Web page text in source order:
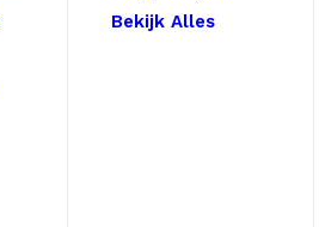
Bekijk Alles